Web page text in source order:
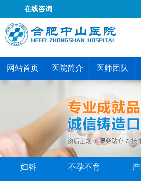
网站首页 医院简介 医师团队
妇科 不孕不育
在线咨询